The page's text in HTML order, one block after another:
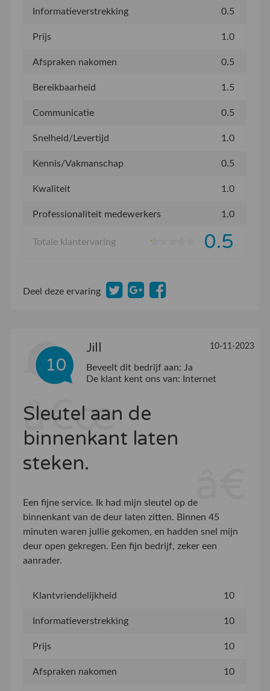
Informatieverstrekking 0.5
Prijs 1.0
Afspraken nakomen 0.5
Bereikbaarheid 1.5
Communicatie 0.5
Snelheid/Levertijd 1.0
Kennis/Vakmanschap 0.5
Kwaliteit 1.0
Professionaliteit medewerkers 1.0
Totale klantervaring 0.5
Deel deze ervaring
10
Jill 10-11-2023
Beveelt dit bedrijf aan: Ja
De klant kent ons van: Internet
Sleutel aan de
binnenkant laten
steken.
Een fijne service. Ik had mijn sleutel op de
binnenkant van de deur laten zitten. Binnen 45
minuten waren jullie gekomen, en hadden snel mijn
deur open gekregen. Een fijn bedrijf, zeker een
aanrader.
Klantvriendelijkheid 10
Informatieverstrekking 10
Prijs 10
Afspraken nakomen 10